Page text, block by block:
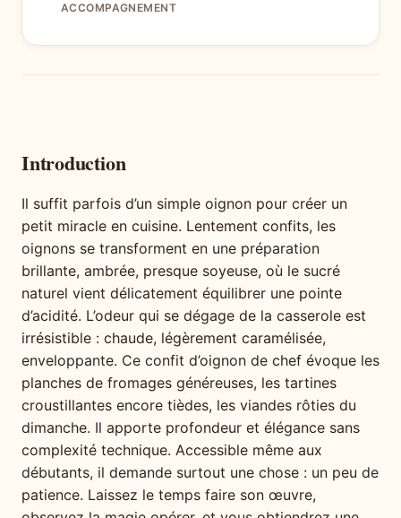
ACCOMPAGNEMENT
Introduction
Il suffit parfois d’un simple oignon pour créer un
petit miracle en cuisine. Lentement confits, les
oignons se transforment en une préparation
brillante, ambrée, presque soyeuse, où le sucré
naturel vient délicatement équilibrer une pointe
d’acidité. L’odeur qui se dégage de la casserole est
irrésistible : chaude, légèrement caramélisée,
enveloppante. Ce confit d’oignon de chef évoque les
planches de fromages généreuses, les tartines
croustillantes encore tièdes, les viandes rôties du
dimanche. Il apporte profondeur et élégance sans
complexité technique. Accessible même aux
débutants, il demande surtout une chose : un peu de
patience. Laissez le temps faire son œuvre,